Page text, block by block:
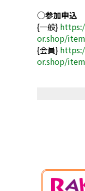
○参加申込
{一般}
or.shop/
{会員}
or.shop/